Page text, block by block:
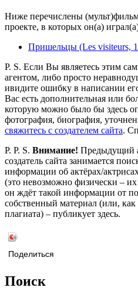
Ниже перечислены
проекте, в которых он(а)
Пришельцы (Les visiteurs,
P. S. Если Вы являетесь этим
агентом, либо просто
ивидите ошибку в написании
Вас есть дополнительная или
которую можно было бы здесь
фотография, биография,
свяжитесь с создателем сайта.
P. P. S. Внимание! Предыдущий
создатель сайта занимается
информации об актёрах/
(это невозможно физически –
он ждёт такой информации от
собственный материал (или,
плагиата) – публикует здесь.
Поделиться
Поиск